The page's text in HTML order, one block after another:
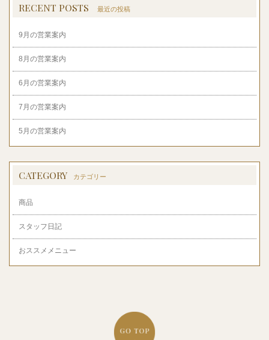
RECENT POSTS 最近の投稿
9月の営業案内
8月の営業案内
6月の営業案内
7月の営業案内
5月の営業案内
CATEGORY カテゴリー
商品
スタッフ日記
おススメメニュー